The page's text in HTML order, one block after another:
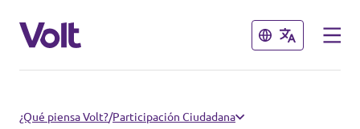
Cerrar
Conoce otros equipos de Volt
Cerrar
¿Qué piensa Volt?/Participación Ciudadana